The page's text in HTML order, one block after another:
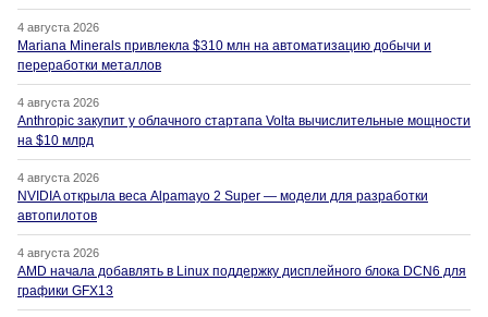
4 августа 2026
Mariana Minerals привлекла $310 млн на автоматизацию добычи и
переработки металлов
4 августа 2026
Anthropic закупит у облачного стартапа Volta вычислительные мощности
на $10 млрд
4 августа 2026
NVIDIA открыла веса Alpamayo 2 Super — модели для разработки
автопилотов
4 августа 2026
AMD начала добавлять в Linux поддержку дисплейного блока DCN6 для
графики GFX13